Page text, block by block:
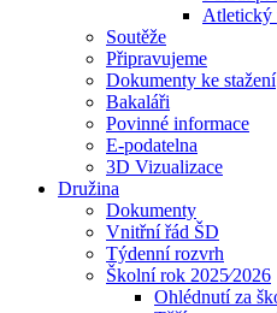
Atletický
Soutěže
Připravujeme
Dokumenty ke stažení
Bakaláři
Povinné informace
E-podatelna
3D Vizualizace
Družina
Dokumenty
Vnitřní řád ŠD
Týdenní rozvrh
Školní rok 2025⁄2026
Ohlédnutí za